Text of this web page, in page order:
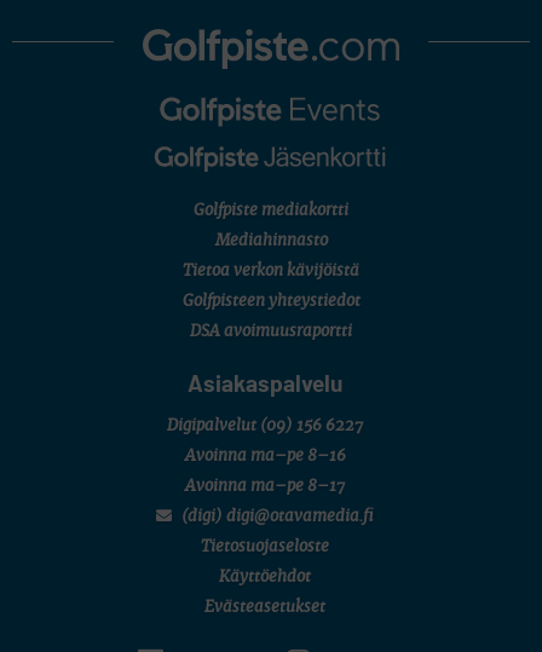
Golfpiste mediakortti
Mediahinnasto
Tietoa verkon kävijöistä
Golfpisteen yhteystiedot
DSA avoimuusraportti
Asiakaspalvelu
Digipalvelut (09) 156 6227
Avoinna ma–pe 8–16
Avoinna ma–pe 8–17
(digi) digi@otavamedia.fi
Tietosuojaseloste
Käyttöehdot
Evästeasetukset